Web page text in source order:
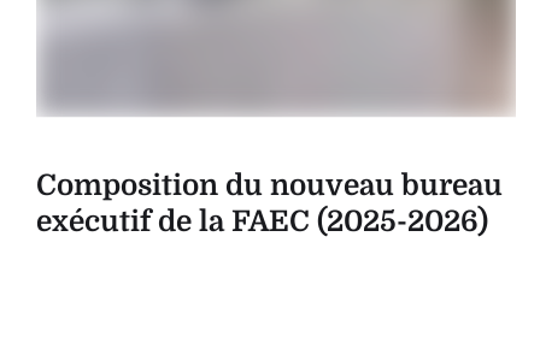
Composition du nouveau bureau
exécutif de la FAEC (2025-2026)